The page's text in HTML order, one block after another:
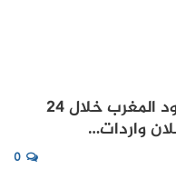
تطورات متباينة في مخزون سدود المغرب خلال 24
واردات…
0